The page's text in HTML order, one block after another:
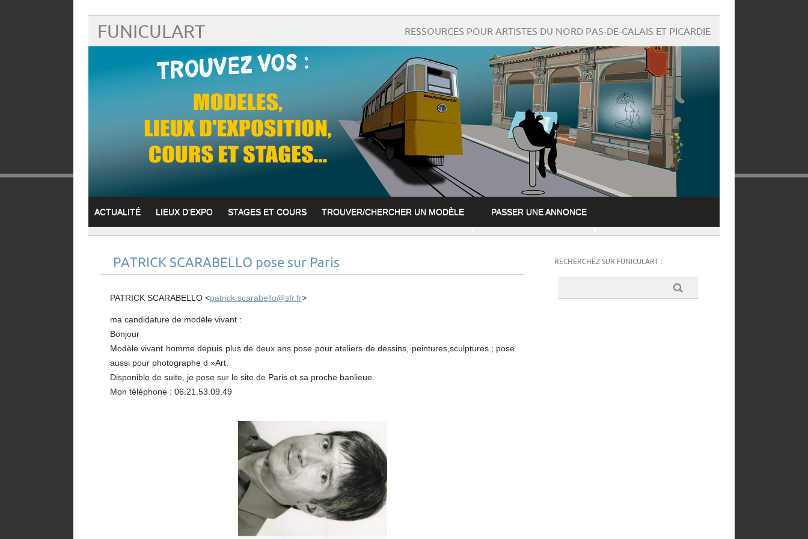
FUNICULART RESSOURCES POUR ARTISTES DU NORD PAS-DE-CALAIS ET PICARDIE
ACTUALITÉ LIEUX D'EXPO STAGES ET COURS TROUVER/CHERCHER UN MODÈLE PASSER UNE ANNONCE
PATRICK SCARABELLO pose sur Paris
PATRICK SCARABELLO <patrick.scarabello@sfr.fr>
ma candidature de modèle vivant :
Bonjour
Modèle vivant homme depuis plus de deux ans pose pour ateliers de dessins, peintures,sculptures ; pose
aussi pour photographe d »Art.
Disponible de suite, je pose sur le site de Paris et sa proche banlieue.
Mon téléphone : 06.21.53.09.49
RECHERCHEZ SUR FUNICULART :